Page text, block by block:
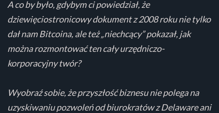
A co by było, gdybym ci powiedział, że
dziewięciostronicowy dokument z 2008 roku nie tylko
dał nam Bitcoina, ale też „niechcący” pokazał, jak
można rozmontować ten cały urzędniczo-
korporacyjny twór?
Wyobraź sobie, że przyszłość biznesu nie polega na
uzyskiwaniu pozwoleń od biurokratów z Delaware ani